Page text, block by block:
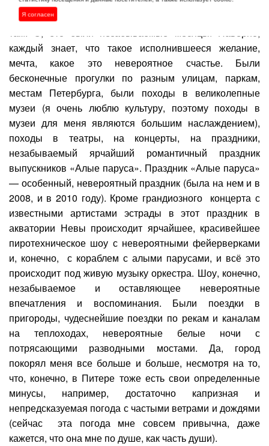
великолепием. Поехала я в Санкт-Петербург потом
летом 2008 и летом 2010, была по целых два месяца
там. О, это были незабываемые месяцы! Наверно,
каждый знает, что такое исполнившееся желание,
мечта, какое это невероятное счастье. Были
бесконечные прогулки по разным улицам, паркам,
местам Петербурга, были походы в великолепные
музеи (я очень люблю культуру, поэтому походы в
музеи для меня являются большим наслаждением),
походы в театры, на концерты, на праздники,
незабываемый ярчайший романтичный праздник
выпускников «Алые паруса». Праздник «Алые паруса»
— особенный, невероятный праздник (была на нем и в
2008, и в 2010 году). Кроме грандиозного концерта с
известными артистами эстрады в этот праздник в
акватории Невы происходит ярчайшее, красивейшее
пиротехническое шоу с невероятными фейерверками
и, конечно, с кораблем с алыми парусами, и всё это
происходит под живую музыку оркестра. Шоу, конечно,
незабываемое и оставляющее невероятные
впечатления и воспоминания. Были поездки в
пригороды, чудеснейшие поездки по рекам и каналам
на теплоходах, невероятные белые ночи с
потрясающими разводными мостами. Да, город
покорял меня все больше и больше, несмотря на то,
что, конечно, в Питере тоже есть свои определенные
минусы, например, достаточно капризная и
непредсказуемая погода с частыми ветрами и дождями
(сейчас эта погода мне совсем привычна, даже
кажется, что она мне по душе, как часть души).
Я согласен